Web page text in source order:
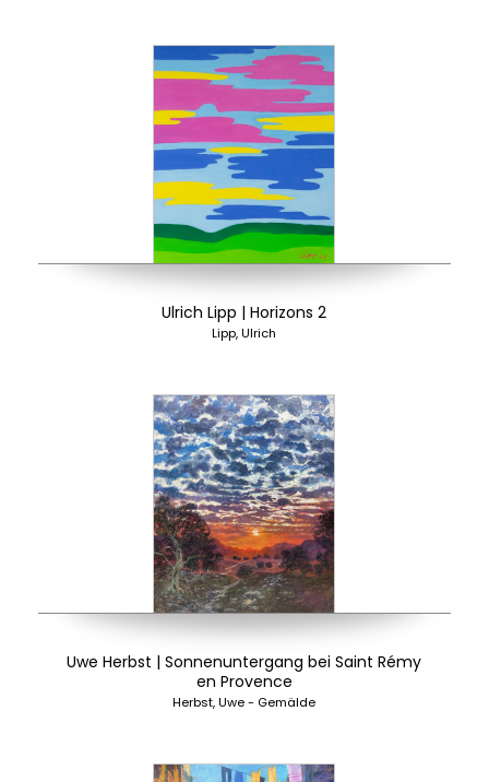
Ulrich Lipp | Horizons 2
Lipp, Ulrich
Uwe Herbst | Sonnenuntergang bei Saint Rémy
en Provence
Herbst, Uwe - Gemälde